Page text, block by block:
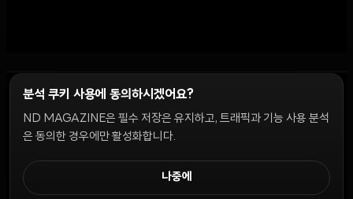
윤리 원칙 Discord 봇캠페인 가이드커뮤니티 랭킹
쿠키 설정
분석 쿠키 사용에 동의하시겠어요?
ND MAGAZINE은 필수 저장은 유지하고, 트래픽과 기능 사용 분석
은 동의한 경우에만 활성화합니다.
나중에